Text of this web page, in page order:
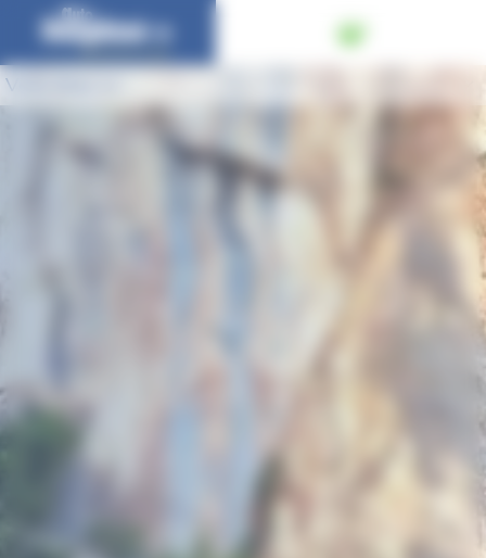
Vous êtes ici :
Panneau de gestion des cookies